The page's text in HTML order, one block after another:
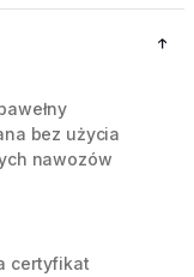
bez użycia
nawozów
certyfikat